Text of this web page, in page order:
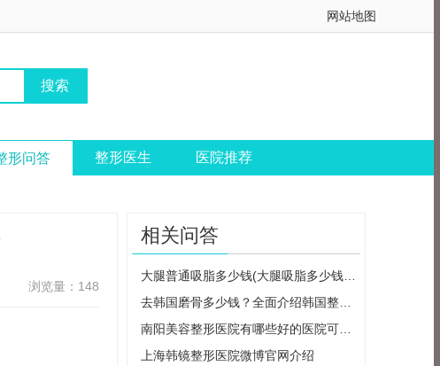
网站地图
形问答 整形医生 医院推荐
浏览量：148
相关问答
上海韩镜整形医院微博官网介绍